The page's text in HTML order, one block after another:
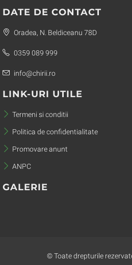
DATE DE CONTACT
Oradea, N. Beldiceanu 78D
0359 089 999
info@chirii.ro
LINK-URI UTILE
Termeni si conditii
Politica de confidentialitate
Promovare anunt
ANPC
GALERIE
© Toate drepturile